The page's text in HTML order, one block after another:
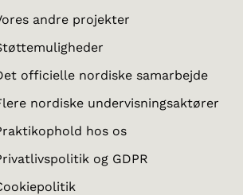
andre projekter
officielle nordiske samarbejde
nordiske undervisningsaktører
hos os
og GDPR